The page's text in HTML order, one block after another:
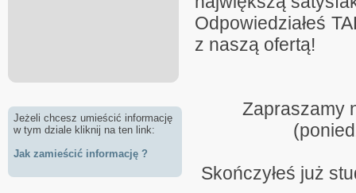
Jeżeli chcesz umieścić informację
w tym dziale kliknij na ten link:
Jak zamieścić informację ?
Odpowiedziałeś
z naszą ofertą!
Zapraszamy
Skończyłeś już